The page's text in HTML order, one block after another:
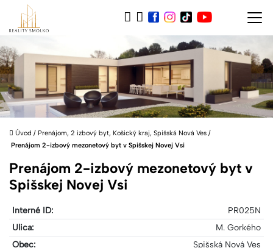
Úvod / Prenájom, 2 izbový byt, Košický kraj, Spišská Nová Ves /
Prenájom 2-izbový mezonetový byt v Spišskej Novej Vsi
Prenájom 2-izbový mezonetový byt v
Spišskej Novej Vsi
Interné ID:
PR025N
Ulica:
M. Gorkého
Obec:
Spišská Nová Ves